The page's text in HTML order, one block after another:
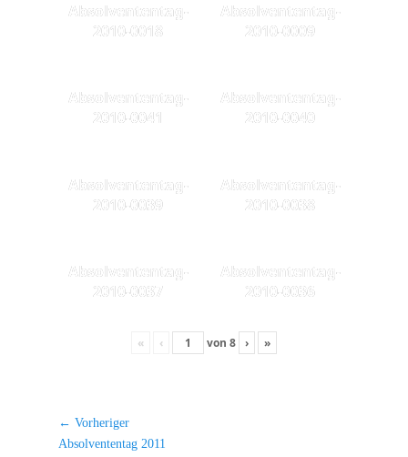
Absolvententag-
2010-0018
Absolvententag-
2010-0009
Absolvententag-
2010-0041
Absolvententag-
2010-0040
Absolvententag-
2010-0039
Absolvententag-
2010-0038
Absolvententag-
2010-0037
Absolvententag-
2010-0036
« ‹ von 8 › »
Beitragsnavigation
← Vorheriger
Vorheriger
Absolvententag 2011